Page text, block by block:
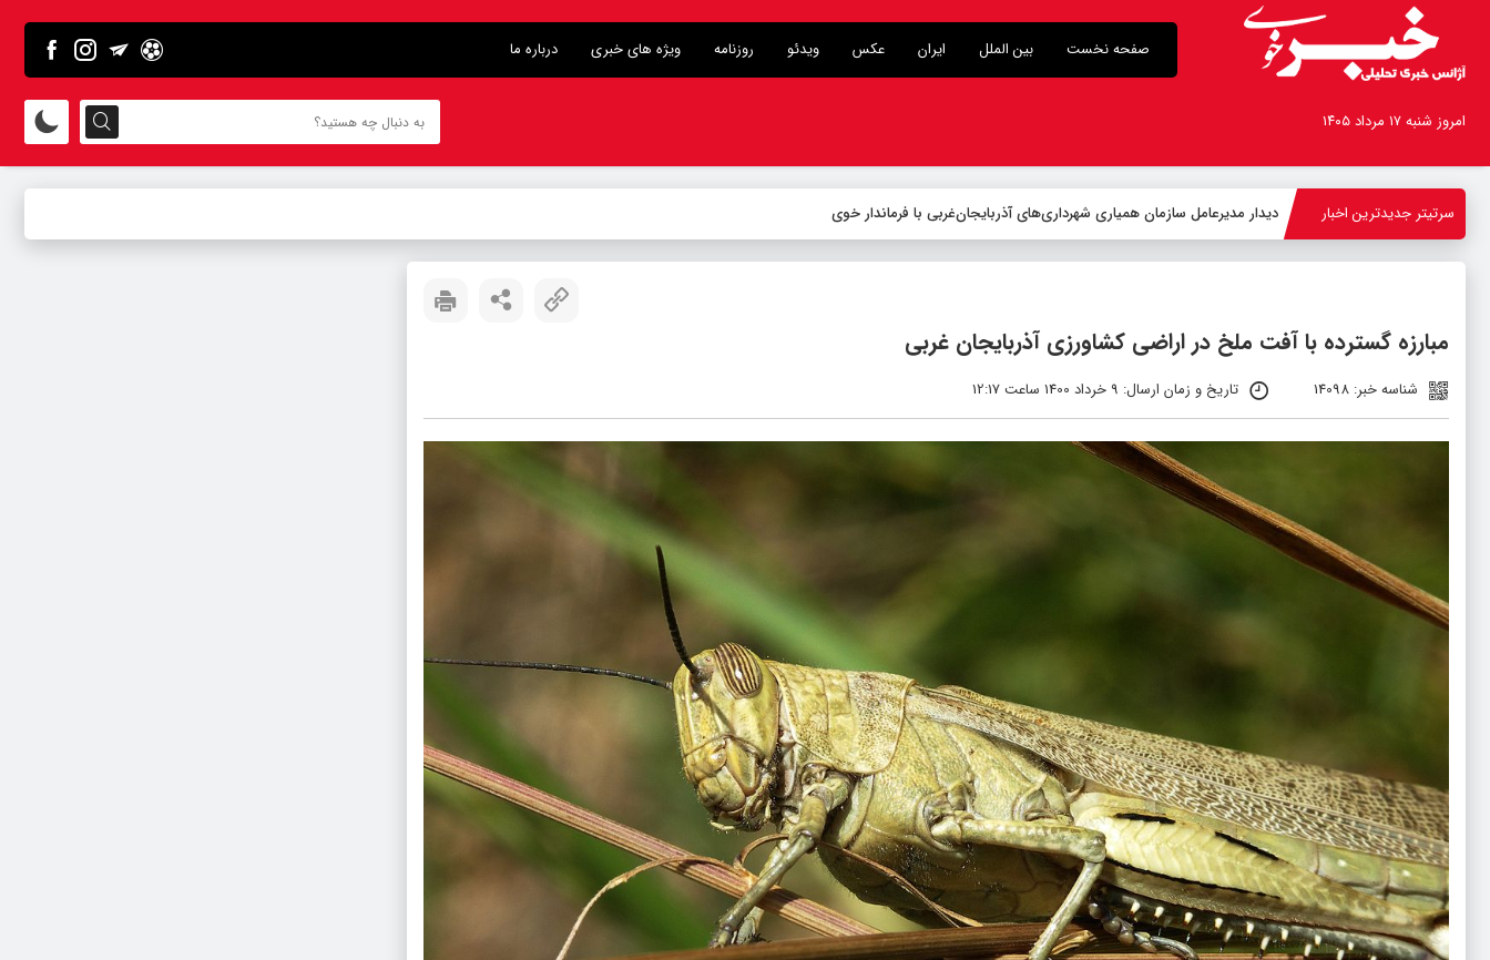
صفحه نخست بین الملل ایران عکس ویدئو روزنامه ویژه های خبری درباره ما
امروز شنبه ۱۷ مرداد ۱۴۰۵
سرتیتر جدیدترین اخبار -
مبارزه گسترده با آفت ملخ در اراضی کشاورزی آذربایجان غربی
شناسه خبر: 14098 تاریخ و زمان ارسال: 9 خرداد 1400 ساعت 12:17